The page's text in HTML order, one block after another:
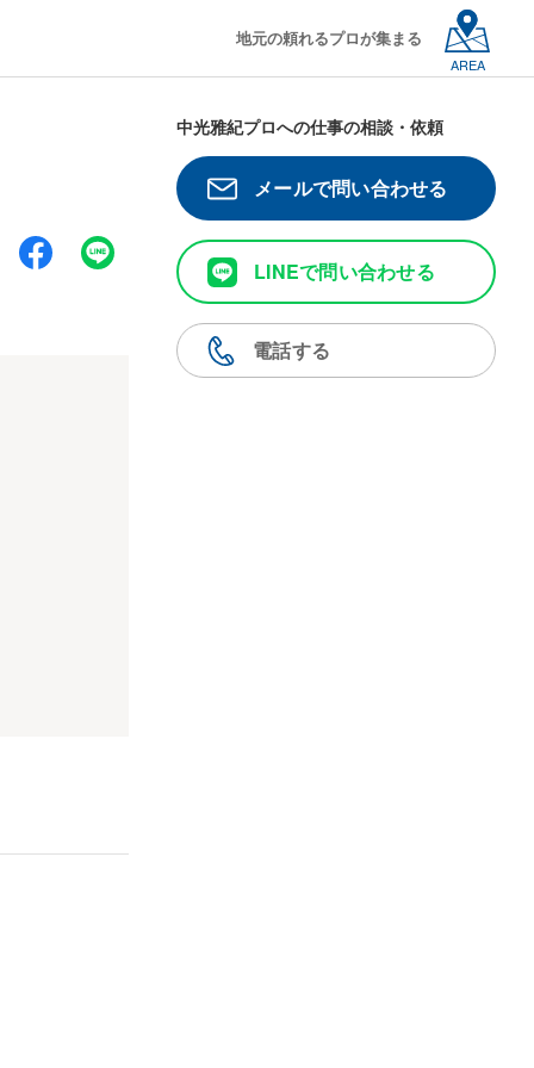
地元の頼れるプロが集まる
AREA
中光雅紀プロへの仕事の相談・依頼
メールで問い合わせる
LINEで問い合わせる
電話する